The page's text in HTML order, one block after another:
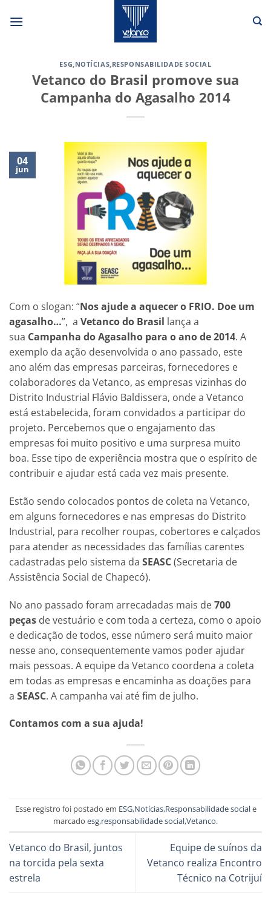
ESG,NOTÍCIAS,RESPONSABILIDADE SOCIAL
Vetanco do Brasil promove sua
Campanha do Agasalho 2014
04
jun
Com o slogan: “Nos ajude a aquecer o FRIO. Doe um
agasalho…”, a Vetanco do Brasil lança a
sua Campanha do Agasalho para o ano de 2014. A
exemplo da ação desenvolvida o ano passado, este
ano além das empresas parceiras, fornecedores e
colaboradores da Vetanco, as empresas vizinhas do
Distrito Industrial Flávio Baldissera, onde a Vetanco
está estabelecida, foram convidados a participar do
projeto. Percebemos que o engajamento das
empresas foi muito positivo e uma surpresa muito
boa. Esse tipo de experiência mostra que o espírito de
contribuir e ajudar está cada vez mais presente.
Estão sendo colocados pontos de coleta na Vetanco,
em alguns fornecedores e nas empresas do Distrito
Industrial, para recolher roupas, cobertores e calçados
para atender as necessidades das famílias carentes
cadastradas pelo sistema da SEASC(Secretaria de
Assistência Social de Chapecó).
No ano passado foram arrecadadas mais de700
peças de vestuário e com toda a certeza, como o apoio
e dedicação de todos, esse número será muito maior
nesse ano, consequentemente vamos poder ajudar
mais pessoas. A equipe da Vetanco coordena a coleta
em todas as empresas e encaminha as doações para
a SEASC. A campanha vai até fim de julho.
Contamos com a sua ajuda!
Esse registro foi postado em ESG,Notícias,Responsabilidade sociale
marcado esg,responsabilidade social,Vetanco.
Vetanco do Brasil, juntos
na torcida pela sexta
estrela
Equipe de suínos da
Vetanco realiza Encontro
Técnico na Cotrijuí